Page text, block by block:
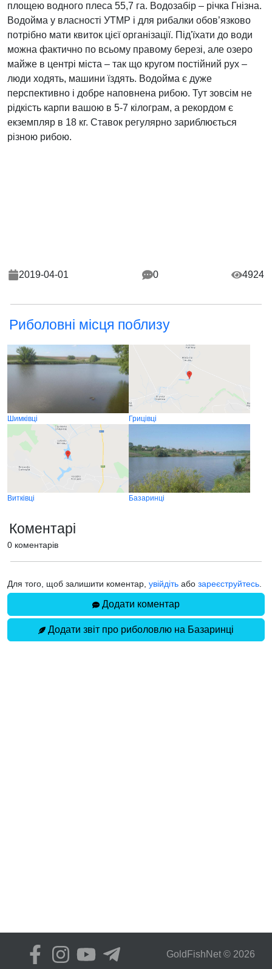
площею водного плеса 55,7 га. Водозабір – річка Гнізна.
Водойма у власності УТМР і для рибалки обов’язково
потрібно мати квиток цієї організації. Під'їхати до води
можна фактично по всьому правому березі, але озеро
майже в центрі міста – так що кругом постійний рух –
люди ходять, машини їздять. Водойма є дуже
перспективно і добре наповнена рибою. Тут зовсім не
рідкість карпи вашою в 5-7 кілограм, а рекордом є
екземпляр в 18 кг. Ставок регулярно зариблюється
різною рибою.
2019-04-01 0 4924
Риболовні місця поблизу
Шимківці Грицівці
Витківці Базаринці
Коментарі
0 коментарів
Для того, щоб залишити коментар, увійдіть або зареєструйтесь
Додати коментар
Додати звіт про риболовлю на Базаринці
GoldFіshNet © 2026